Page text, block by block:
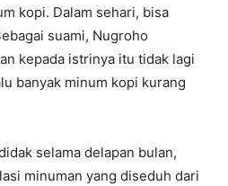
kopi. Dalam sehari, bisa
suami, Nugroho
kepada istrinya itu tidak lagi
banyak minum kopi kurang
selama delapan bulan,
minuman yang diseduh dari